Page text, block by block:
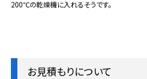
200℃の乾燥機に入れるそうです。
お見積もりについて